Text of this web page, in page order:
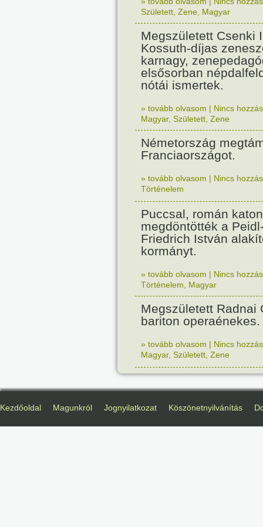
Született Zene Magyar
Megszületett Csenki
Kossuth-díjas
karnagy,
elsősorban
nótái ismertek.
» tovább olvasom | Nincs
Magyar, Született Zene
Németország
Franciaországot.
» tovább olvasom | Nincs
Történelem
Puccsal, román
megdöntötték a
Friedrich István
kormányt.
» tovább olvasom | Nincs
Történelem
Magyar
Megszületett Radnai
bariton operaénekes.
» tovább olvasom | Nincs
Magyar, Született Zene
Kezdőoldal Magunkról Jognyilatkozat Köszönetnyilvánítás